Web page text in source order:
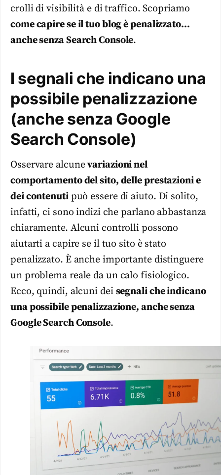
crolli di visibilità e di traffico. Scopriamo
come capire se il tuo blog è penalizzato…
anche senza Search Console.
I segnali che indicano una
possibile penalizzazione
(anche senza Google
Search Console)
Osservare alcunevariazioni nel
comportamento del sito, delle prestazioni e
dei contenutipuò essere di aiuto. Di solito,
infatti, ci sono indizi che parlano abbastanza
chiaramente. Alcuni controlli possono
aiutarti a capire se il tuo sito è stato
penalizzato. È anche importante distinguere
un problema reale da un calo fisiologico.
Ecco, quindi, alcuni dei segnali che indicano
una possibile penalizzazione, anche senza
Google Search Console.